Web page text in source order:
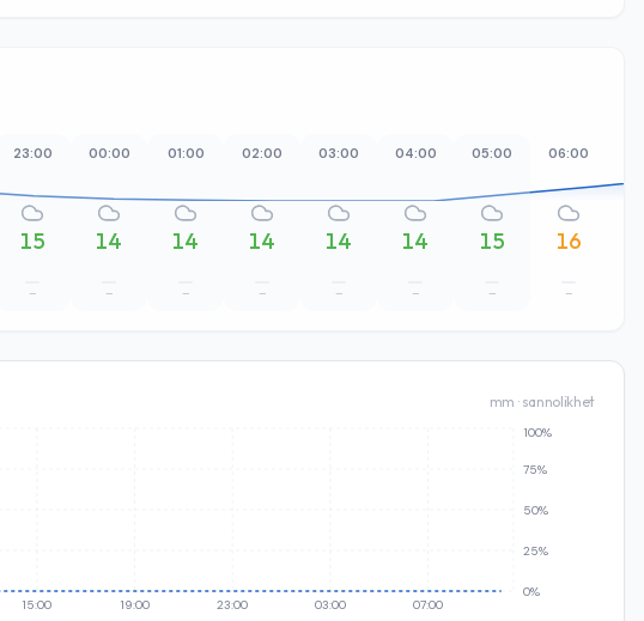
23:00
15
–
00:00
14
–
01:00
14
–
02:00
14
–
03:00
14
–
04:00
14
–
05:00
15
–
06:00
16
–
mm · sannolikhet
15:00 19:00 23:00 03:00 07:00
0%
25%
50%
75%
100%